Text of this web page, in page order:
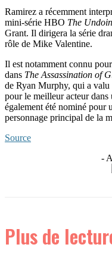
Ramirez a récemment
mini-série HBO The
Grant. Il dirigera la série
rôle de Mike Valentine.
Il est notamment connu
dans The Assassination of
de Ryan Murphy, qui a
pour le meilleur acteur
également été nominé pour
personnage principal de la
Source
-
Plus de